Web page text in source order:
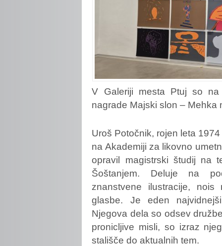
V Galeriji mesta Ptuj so
nagrade Majski slon – Mehka
Uroš Potočnik, rojen leta
na Akademiji za likovno
opravil magistrski študij na
Šoštanjem. Deluje na
znanstvene ilustracije, nois
glasbe. Je eden
Njegova dela so odsev
pronicljive misli, so izraz
stališče do aktualnih tem.